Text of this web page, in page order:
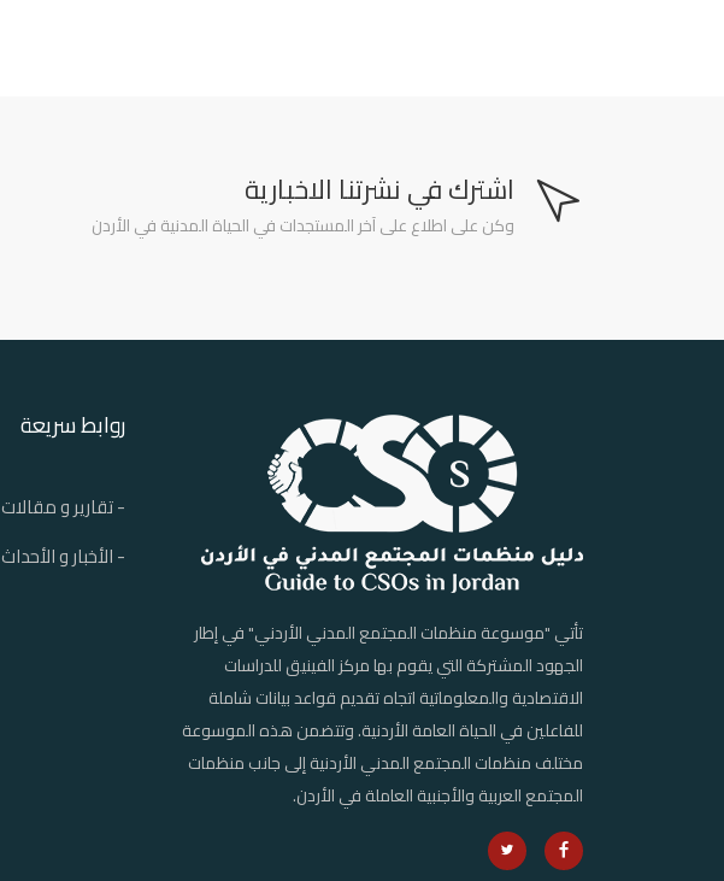
اشترك في نشرتنا الاخبارية
وكن على اطلاع على آخر المستجدات في الحياة المدنية في الأردن
تأتي "موسوعة منظمات المجتمع المدني الأردني" في إطار
الجهود المشتركة التي يقوم بها مركز الفينيق للدراسات
الاقتصادية والمعلوماتية اتجاه تقديم قواعد بيانات شاملة
للفاعلين في الحياة العامة الأردنية. وتتضمن هذه الموسوعة
مختلف منظمات المجتمع المدني الأردنية إلى جانب منظمات
المجتمع العربية والأجنبية العاملة في الأردن.
روابط سريعة
- تقارير و مقالات
- الأخبار و الأحداث